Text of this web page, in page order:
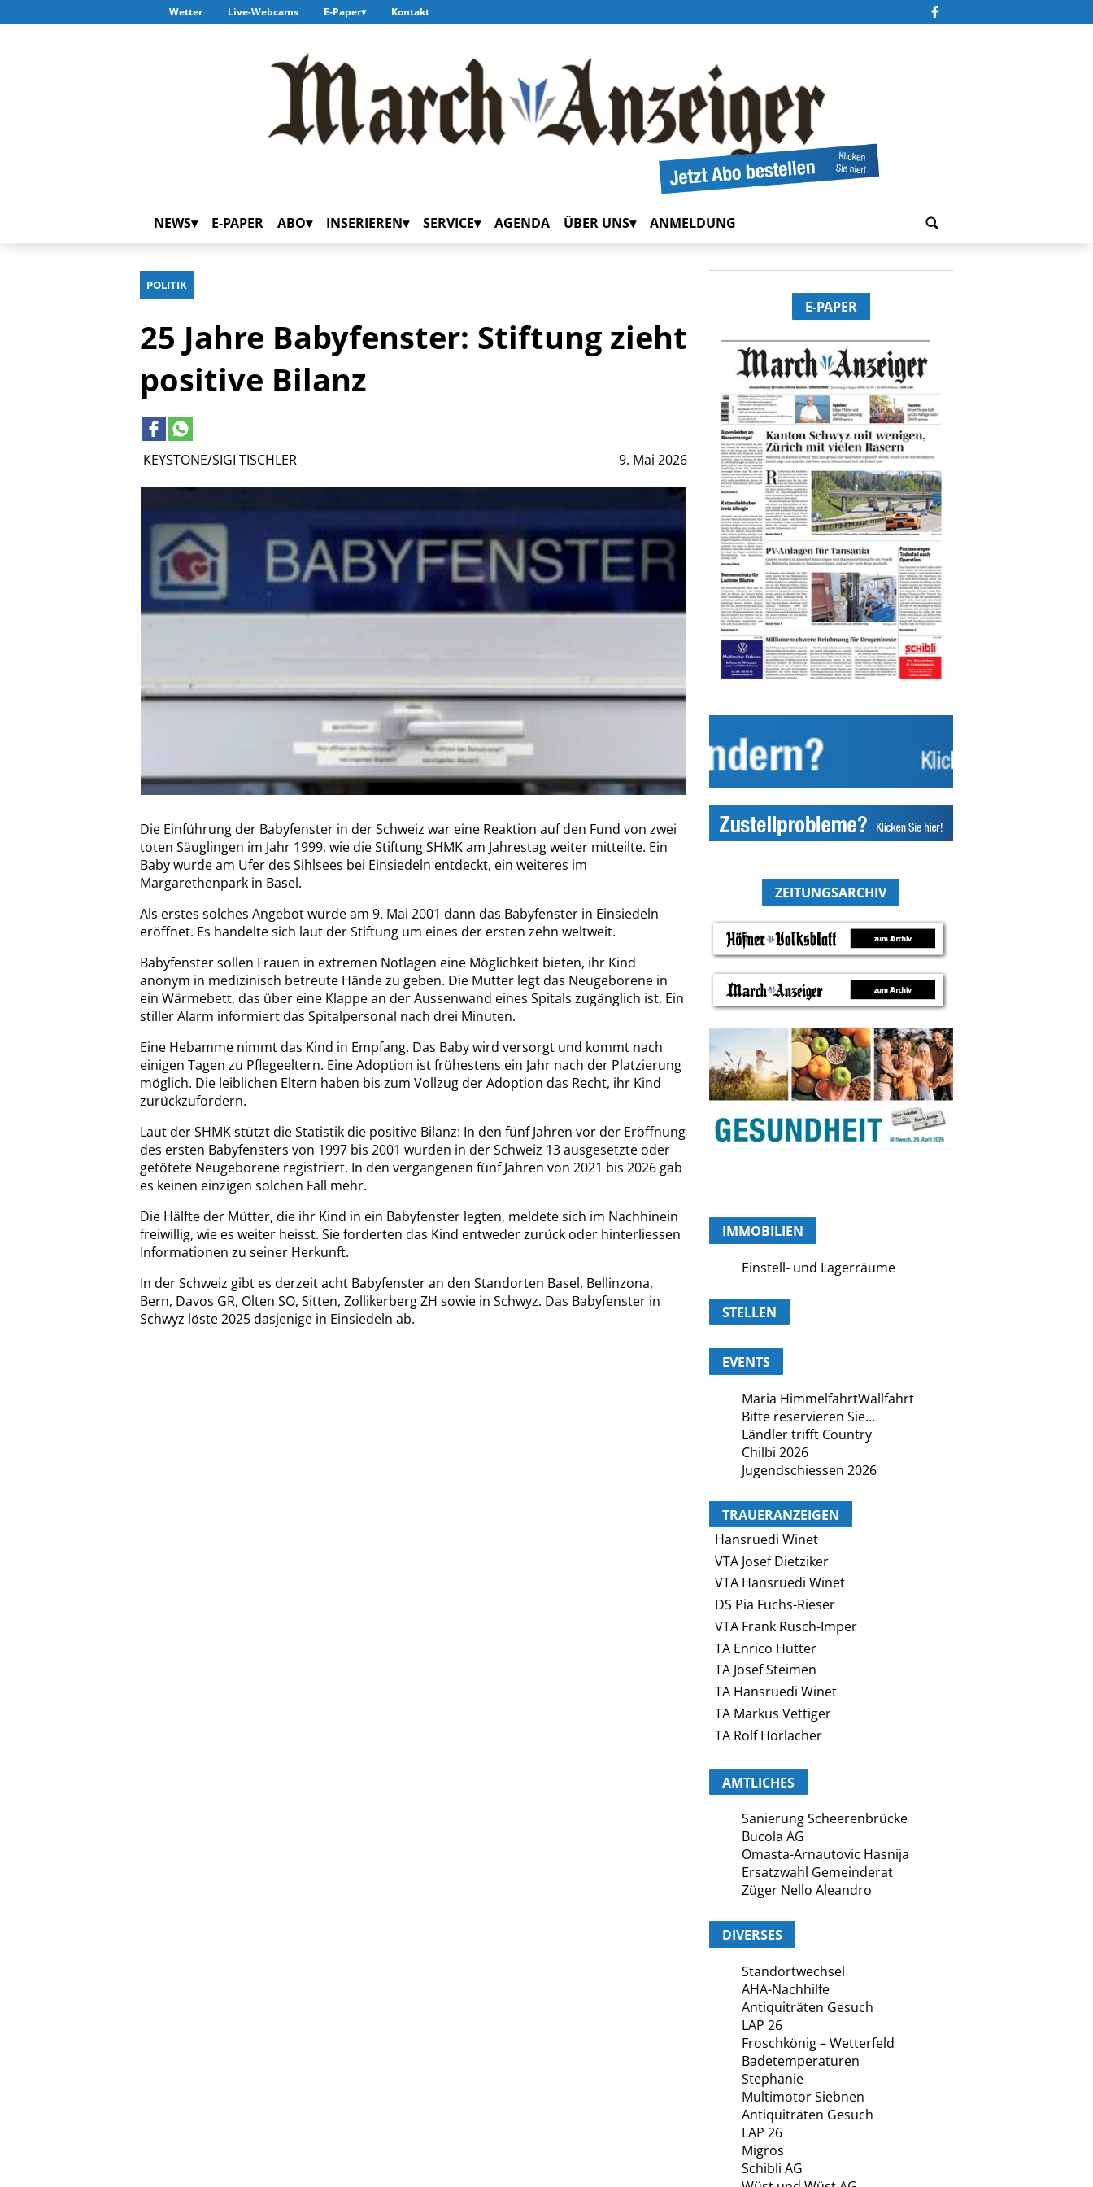
Wetter Live-Webcams E-Paper Kontakt
NEWS E-PAPER ABO INSERIEREN SERVICE AGENDA ÜBER UNS ANMELDUNG
POLITIK
KEYSTONE/SIGI TISCHLER 9. Mai 2026
25 Jahre Babyfenster: Stiftung zieht
positive Bilanz
Die Einführung der Babyfenster in der Schweiz war eine Reaktion auf den Fund von zwei
toten Säuglingen im Jahr 1999, wie die Stiftung SHMK am Jahrestag weiter mitteilte. Ein
Baby wurde am Ufer des Sihlsees bei Einsiedeln entdeckt, ein weiteres im
Margarethenpark in Basel.
Als erstes solches Angebot wurde am 9. Mai 2001 dann das Babyfenster in Einsiedeln
eröffnet. Es handelte sich laut der Stiftung um eines der ersten zehn weltweit.
Babyfenster sollen Frauen in extremen Notlagen eine Möglichkeit bieten, ihr Kind
anonym in medizinisch betreute Hände zu geben. Die Mutter legt das Neugeborene in
ein Wärmebett, das über eine Klappe an der Aussenwand eines Spitals zugänglich ist. Ein
stiller Alarm informiert das Spitalpersonal nach drei Minuten.
Eine Hebamme nimmt das Kind in Empfang. Das Baby wird versorgt und kommt nach
einigen Tagen zu Pflegeeltern. Eine Adoption ist frühestens ein Jahr nach der Platzierung
möglich. Die leiblichen Eltern haben bis zum Vollzug der Adoption das Recht, ihr Kind
zurückzufordern.
Laut der SHMK stützt die Statistik die positive Bilanz: In den fünf Jahren vor der Eröffnung
des ersten Babyfensters von 1997 bis 2001 wurden in der Schweiz 13 ausgesetzte oder
getötete Neugeborene registriert. In den vergangenen fünf Jahren von 2021 bis 2026 gab
es keinen einzigen solchen Fall mehr.
Die Hälfte der Mütter, die ihr Kind in ein Babyfenster legten, meldete sich im Nachhinein
freiwillig, wie es weiter heisst. Sie forderten das Kind entweder zurück oder hinterliessen
Informationen zu seiner Herkunft.
In der Schweiz gibt es derzeit acht Babyfenster an den Standorten Basel, Bellinzona,
Bern, Davos GR, Olten SO, Sitten, Zollikerberg ZH sowie in Schwyz. Das Babyfenster in
Schwyz löste 2025 dasjenige in Einsiedeln ab.
E-PAPER
ZEITUNGSARCHIV
IMMOBILIEN
Einstell- und Lagerräume
STELLEN
EVENTS
Maria HimmelfahrtWallfahrt
Bitte reservieren Sie…
Ländler trifft Country
Chilbi 2026
Jugendschiessen 2026
TRAUERANZEIGEN
Hansruedi Winet
VTA Josef Dietziker
VTA Hansruedi Winet
DS Pia Fuchs-Rieser
VTA Frank Rusch-Imper
TA Enrico Hutter
TA Josef Steimen
TA Hansruedi Winet
TA Markus Vettiger
TA Rolf Horlacher
AMTLICHES
Sanierung Scheerenbrücke
Bucola AG
Omasta-Arnautovic Hasnija
Ersatzwahl Gemeinderat
Züger Nello Aleandro
DIVERSES
Standortwechsel
AHA-Nachhilfe
Antiquiträten Gesuch
LAP 26
Froschkönig – Wetterfeld
Badetemperaturen
Stephanie
Multimotor Siebnen
Antiquiträten Gesuch
LAP 26
Migros
Schibli AG